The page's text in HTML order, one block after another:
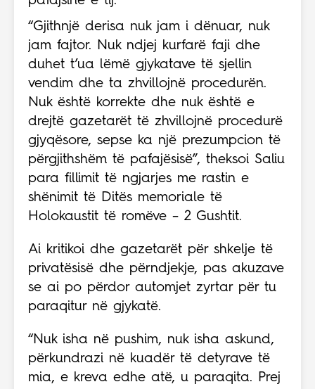
“Gjithnjë derisa nuk jam i dënuar, nuk
jam fajtor. Nuk ndjej kurfarë faji dhe
duhet t’ua lëmë gjykatave të sjellin
vendim dhe ta zhvillojnë procedurën.
Nuk është korrekte dhe nuk është e
drejtë gazetarët të zhvillojnë procedurë
gjyqësore, sepse ka një prezumpcion të
përgjithshëm të pafajësisë”, theksoi Saliu
para fillimit të ngjarjes me rastin e
shënimit të Ditës memoriale të
Holokaustit të romëve – 2 Gushtit.
Ai kritikoi dhe gazetarët për shkelje të
privatësisë dhe përndjekje, pas akuzave
se ai po përdor automjet zyrtar për tu
paraqitur në gjykatë.
“Nuk isha në pushim, nuk isha askund,
përkundrazi në kuadër të detyrave të
mia, e kreva edhe atë, u paraqita. Prej